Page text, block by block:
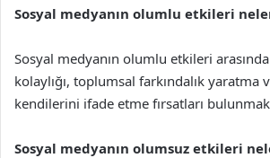
Sosyal medyanın olumlu etkileri
Sosyal medyanın olumlu etkileri
kolaylığı, toplumsal farkındalık yaratma
kendilerini ifade etme fırsatları
Sosyal medyanın olumsuz etkileri